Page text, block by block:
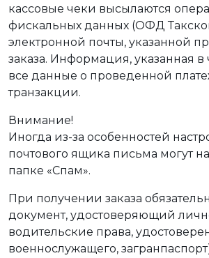
кассовые чеки высылаются
фискальных данных (ОФД
электронной почты, указанной
заказа. Информация, указанная
все данные о проведенной
транзакции.
Внимание!
Иногда из-за особенностей
почтового ящика письма могут
папке «Спам».
При получении заказа
документ, удостоверяющий
водительские права,
военнослужащего,